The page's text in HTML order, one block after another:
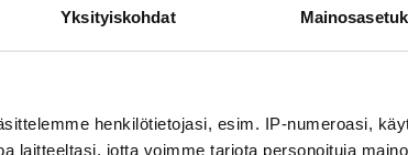
Yksityiskohdat
henkilötietojasi, esim. IP-numeroasi,
laitteeltasi, jotta voimme tarjota personoituja
ammentaa panslavismin perinteestä
analyysi pan-liikkeistä auttaa
esseessään.9.8.2026 12:54